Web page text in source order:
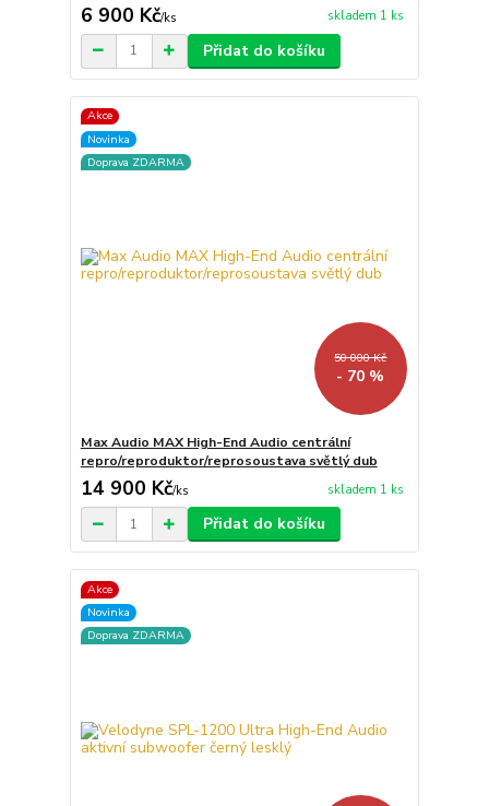
6 900 Kč/ks skladem 1 ks
Přidat do košíku
Akce
Novinka
Doprava ZDARMA
50 000 Kč
- 70 %
Max Audio MAX High-End Audio centrální
repro/reproduktor/reprosoustava světlý dub
14 900 Kč/ks skladem 1 ks
Přidat do košíku
Akce
Novinka
Doprava ZDARMA